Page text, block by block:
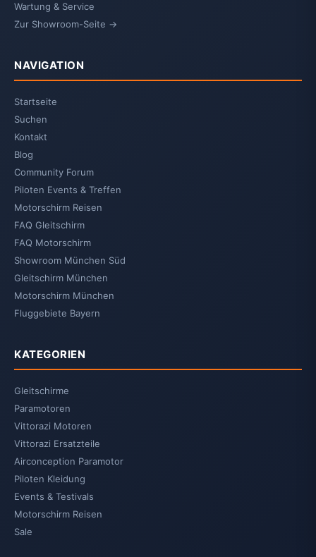
Wartung & Service
Zur Showroom-Seite →
NAVIGATION
Startseite
Suchen
Kontakt
Blog
Community Forum
Piloten Events & Treffen
Motorschirm Reisen
FAQ Gleitschirm
FAQ Motorschirm
Showroom München Süd
Gleitschirm München
Motorschirm München
Fluggebiete Bayern
KATEGORIEN
Gleitschirme
Paramotoren
Vittorazi Motoren
Vittorazi Ersatzteile
Airconception Paramotor
Piloten Kleidung
Events & Testivals
Motorschirm Reisen
Sale